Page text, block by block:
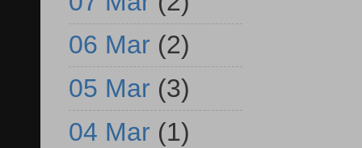
06 Mar (2)
05 Mar (3)
04 Mar (1)